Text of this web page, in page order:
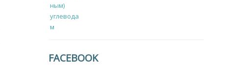
FACEBOOK